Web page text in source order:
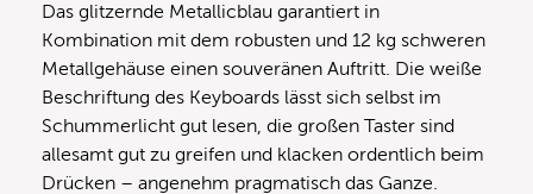
Das glitzernde Metallicblau garantiert in
Kombination mit dem robusten und 12 kg schweren
Metallgehäuse einen souveränen Auftritt. Die weiße
Beschriftung des Keyboards lässt sich selbst im
Schummerlicht gut lesen, die großen Taster sind
allesamt gut zu greifen und klacken ordentlich beim
Drücken – angenehm pragmatisch das Ganze.